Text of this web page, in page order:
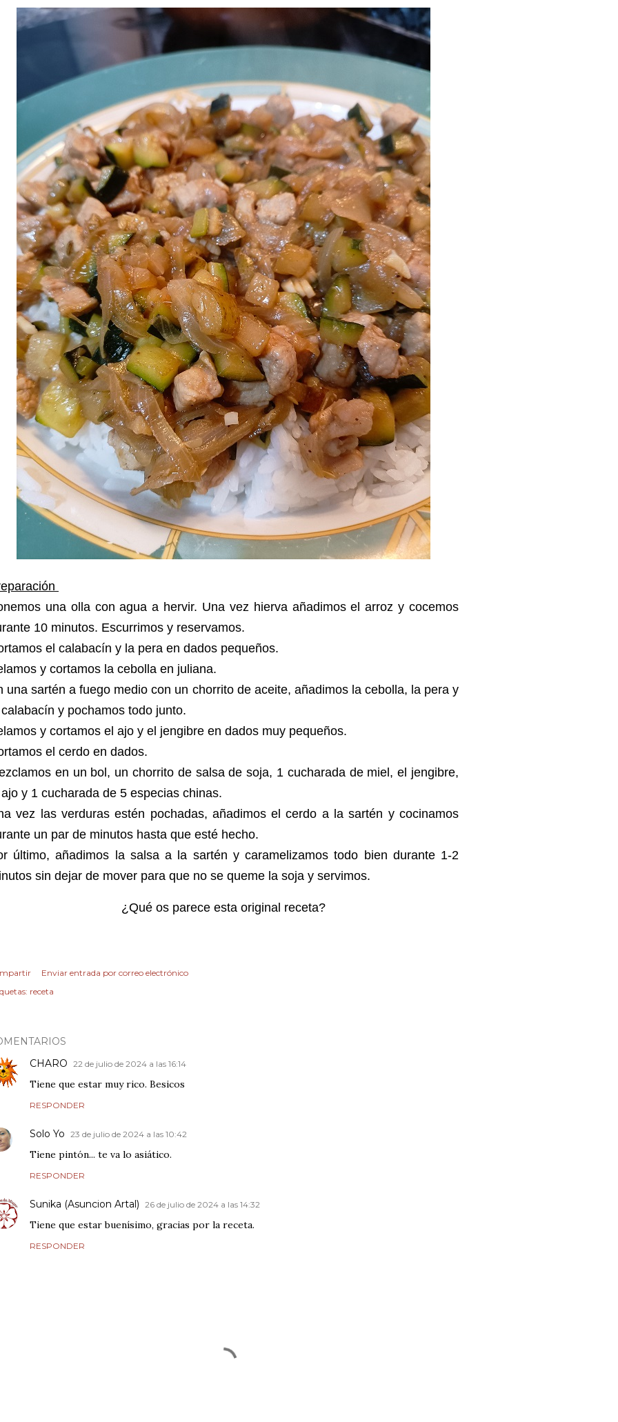
una olla con agua a hervir. Una vez hierva añadimos el arroz y cocemos
10 minutos. Escurrimos y reservamos.
el calabacín y la pera en dados pequeños.
y cortamos la cebolla en juliana.
una sartén a fuego medio con un chorrito de aceite, añadimos la cebolla, la pera y
y pochamos todo junto.
y cortamos el ajo y el jengibre en dados muy pequeños.
el cerdo en dados.
en un bol, un chorrito de salsa de soja, 1 cucharada de miel, el jengibre,
y 1 cucharada de 5 especias chinas.
vez las verduras estén pochadas, añadimos el cerdo a la sartén y cocinamos
un par de minutos hasta que esté hecho.
último, añadimos la salsa a la sartén y caramelizamos todo bien durante 1-2
sin dejar de mover para que no se queme la soja y servimos.
¿Qué os parece esta original receta?
Enviar entrada por correo electrónico
receta
CHARO 22 de julio de 2024 a las 16:14
Tiene que estar muy rico. Besicos
RESPONDER
Solo Yo 23 de julio de 2024 a las 10:42
Tiene pintón... te va lo asiático.
RESPONDER
Sunika (Asuncion Artal) 26 de julio de 2024 a las 14:32
Tiene que estar buenísimo, gracias por la receta.
RESPONDER